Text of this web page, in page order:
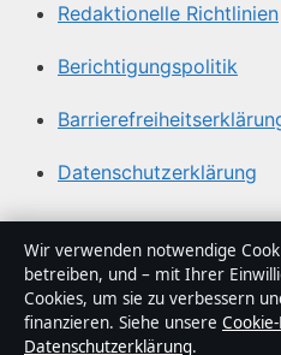
Redaktionelle Richtlinien
Berichtigungspolitik
Datenschutzerklärung
Über Politikstudio in Kürze
Politikstudio ist ein
Nachrichtenanbieter mit
Wir verwenden notwendige
betreiben, und – mit Ihrer
Cookies, um sie zu verbessern
finanzieren. Siehe unsere
Datenschutzerklärung.